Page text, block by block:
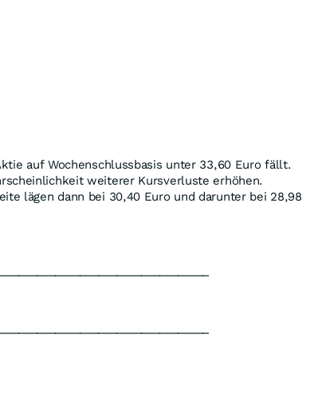
auf Wochenschlussbasis unter 33,60 Euro fällt.
weiterer Kursverluste erhöhen.
lägen dann bei 30,40 Euro und darunter bei 28,98